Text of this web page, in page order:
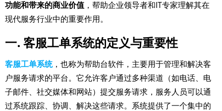
功能和带来的商业价值 ，帮助企业领导者和IT专家理解其在
现代服务行业中的重要作用。
一. 客服工单系统的定义与重要性
客服工单系统，也称为帮助台软件，主要用于管理和解决客
户服务请求的平台。它允许客户通过多种渠道（如电话、电
子邮件、社交媒体和网站）提交服务请求，服务人员可以通
过系统跟踪、协调、解决这些请求。系统提供了一个集中的